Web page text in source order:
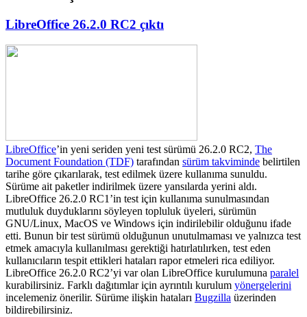
LibreOffice 26.2.0 RC2 çıktı
LibreOffice’in yeni seriden yeni test sürümü 26.2.0 RC2, The
Document Foundation (TDF) tarafından sürüm takviminde belirtilen
tarihe göre çıkarılarak, test edilmek üzere kullanıma sunuldu.
Sürüme ait paketler indirilmek üzere yansılarda yerini aldı.
LibreOffice 26.2.0 RC1’in test için kullanıma sunulmasından
mutluluk duyduklarını söyleyen topluluk üyeleri, sürümün
GNU/Linux, MacOS ve Windows için indirilebilir olduğunu ifade
etti. Bunun bir test sürümü olduğunun unutulmaması ve yalnızca test
etmek amacıyla kullanılması gerektiği hatırlatılırken, test eden
kullanıcıların tespit ettikleri hataları rapor etmeleri rica ediliyor.
LibreOffice 26.2.0 RC2’yi var olan LibreOffice kurulumuna paralel
kurabilirsiniz. Farklı dağıtımlar için ayrıntılı kurulum yönergelerini
incelemeniz önerilir. Sürüme ilişkin hataları Bugzilla üzerinden
bildirebilirsiniz.